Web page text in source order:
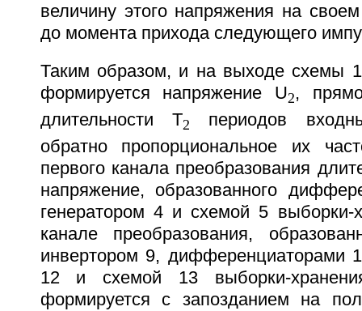
величину этого напряжения на
до момента прихода следующего
Таким образом, и на выходе схемы
формируется напряжение U2,
длительности Т2
периодов
обратно пропорциональное их
первого канала преобразования
напряжение, образованного
генератором 4 и схемой 5 выборки-
канале преобразования,
инвертором 9, дифференциаторами
12 и схемой 13 выборки-
формируется с запозданием на